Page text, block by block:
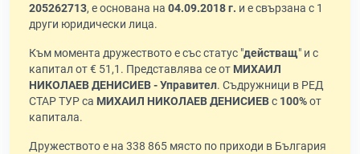
205262713, е основана на 04.09.2018 г. и е свързана с 1
други юридически лица.
Към момента дружеството е със статус "действащ" и с
капитал от € 51,1. Представлява се от МИХАИЛ
НИКОЛАЕВ ДЕНИСИЕВ - Управител. Съдружници в РЕД
СТАР ТУР са МИХАИЛ НИКОЛАЕВ ДЕНИСИЕВс 100%от
капитала.
Дружеството е на 338 865 място по приходи в България